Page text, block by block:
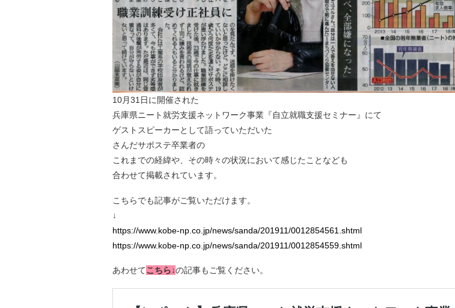
10月31日に開催された
兵庫県ニート就労支援ネットワーク事業『自立就職支援セミナー』にて
ゲストスピーカーとして語っていただいた
さんだサポステ卒業者の
これまでの経緯や、その時々の状況において感じたことなども
合わせて掲載されています。
こちらでも記事がご覧いただけます。
↓
https://www.kobe-np.co.jp/news/sanda/201911/0012854561.shtml
https://www.kobe-np.co.jp/news/sanda/201911/0012854559.shtml
あわせてこちら↓の記事もご覧ください。